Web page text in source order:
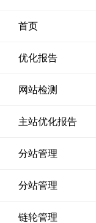
首页
优化报告
网站检测
主站优化报告
分站管理
分站管理
链轮管理